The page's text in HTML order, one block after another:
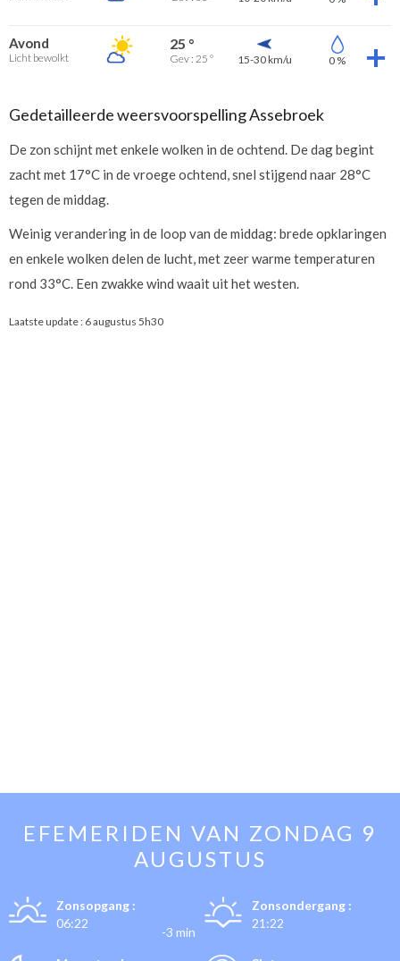
Avond
Licht bewolkt
25 °
Gev : 25 ° 15-30 km/u 0 %
Gedetailleerde weersvoorspelling Assebroek
De zon schijnt met enkele wolken in de ochtend. De dag begint
zacht met 17°C in de vroege ochtend, snel stijgend naar 28°C
tegen de middag.
Weinig verandering in de loop van de middag: brede opklaringen
en enkele wolken delen de lucht, met zeer warme temperaturen
rond 33°C. Een zwakke wind waait uit het westen.
Laatste update : 6 augustus 5h30
EFEMERIDEN VAN ZONDAG 9
AUGUSTUS
Zonsopgang :
06:22
-3 min
Zonsondergang :
21:22